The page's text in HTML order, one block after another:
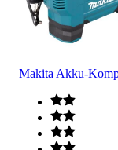
Makita Akku-